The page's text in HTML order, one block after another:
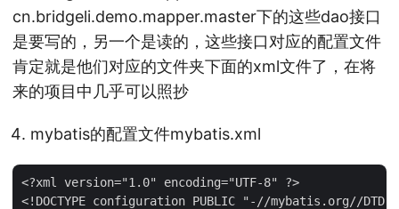
cn.bridgeli.demo.mapper.master下的这些dao接口
是要写的，另一个是读的，这些接口对应的配置文件
肯定就是他们对应的文件夹下面的xml文件了，在将
来的项目中几乎可以照抄
mybatis的配置文件mybatis.xml
<?xml version="1.0" encoding="UTF-8" ?>
<!DOCTYPE configuration PUBLIC "-//mybatis.org//